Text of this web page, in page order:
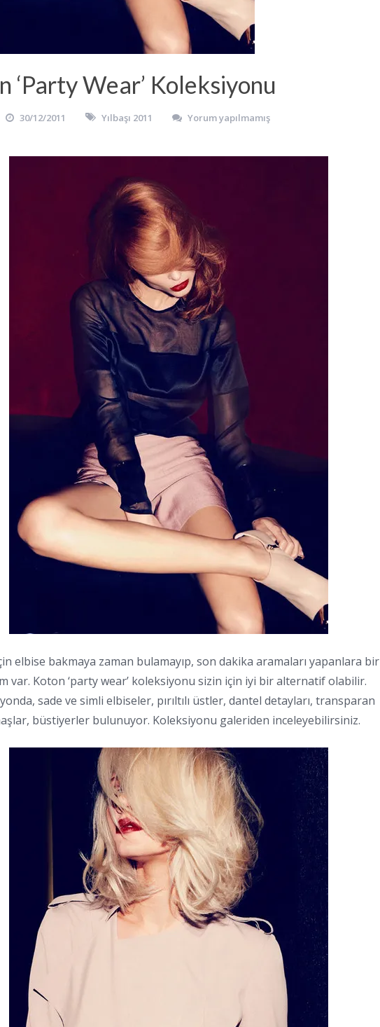
‘Party Wear’ Koleksiyonu
30/12/2011 Yılbaşı 2011 Yorum yapılmamış
elbise bakmaya zaman bulamayıp, son dakika aramaları yapanlara bir
var. Koton ‘party wear’ koleksiyonu sizin için iyi bir alternatif olabilir.
sade ve simli elbiseler, pırıltılı üstler, dantel detayları, transparan
büstiyerler bulunuyor. Koleksiyonu galeriden inceleyebilirsiniz.